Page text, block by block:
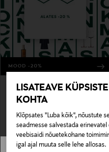
LISATEAVE
KOHTA
Klõpsates "Luba kõik", nõustute
seadmesse salvestada
veebisaidi nõuetekohane
igal ajal muuta selle lehe allosas.
MOOD -20%